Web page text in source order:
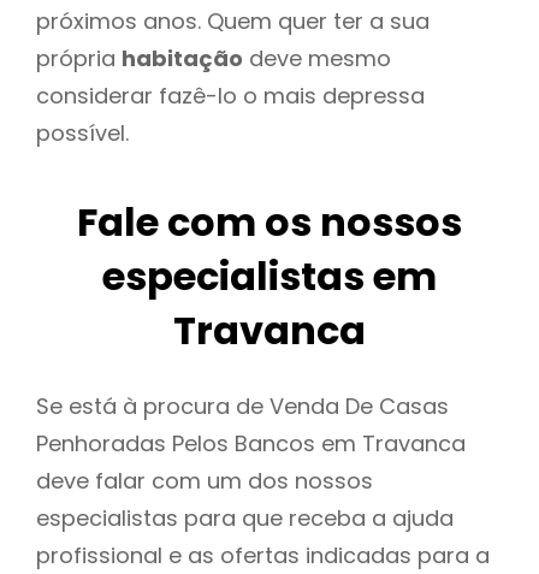
próximos anos. Quem quer ter a sua
própria habitação deve mesmo
considerar fazê-lo o mais depressa
possível.
Fale com os nossos
especialistas em
Travanca
Se está à procura de Venda De Casas
Penhoradas Pelos Bancos em Travanca
deve falar com um dos nossos
especialistas para que receba a ajuda
profissional e as ofertas indicadas para a